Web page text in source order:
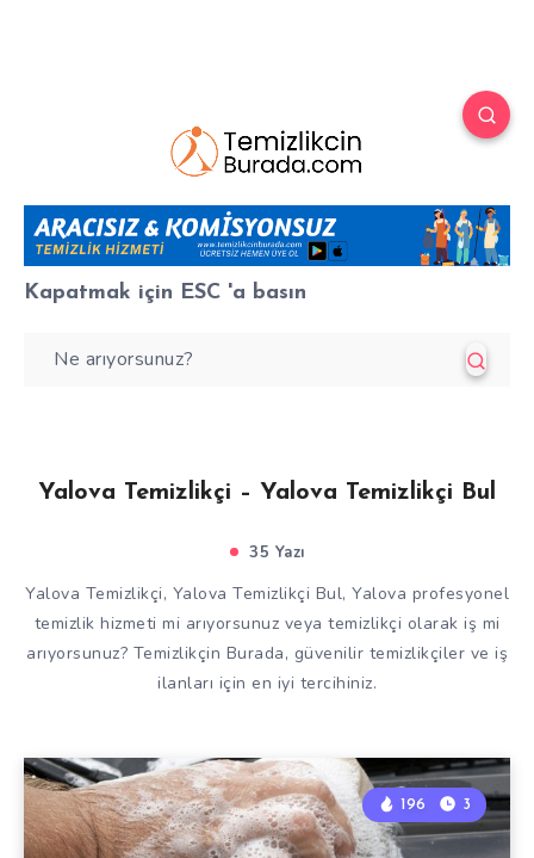
Kapatmak için ESC 'a basın
Yalova Temizlikçi – Yalova Temizlikçi Bul
35 Yazı
Yalova Temizlikçi, Yalova Temizlikçi Bul, Yalova profesyonel
temizlik hizmeti mi arıyorsunuz veya temizlikçi olarak iş mi
arıyorsunuz? Temizlikçin Burada, güvenilir temizlikçiler ve iş
ilanları için en iyi tercihiniz.
196 3